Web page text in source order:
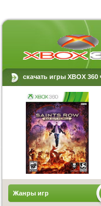
скачать игры XBOX 360
Жанры игр